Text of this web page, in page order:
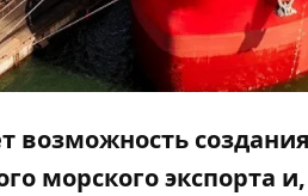
возможность
морского экспорта